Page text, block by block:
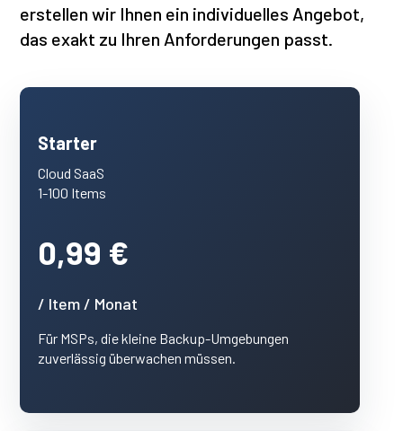
erstellen wir Ihnen ein individuelles Angebot,
das exakt zu Ihren Anforderungen passt.
Starter
Cloud SaaS
1-100 Items
0,99 €
/ Item / Monat
Für MSPs, die kleine Backup-Umgebungen
zuverlässig überwachen müssen.